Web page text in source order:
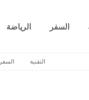
السفر الرياضة
التقنية السفر